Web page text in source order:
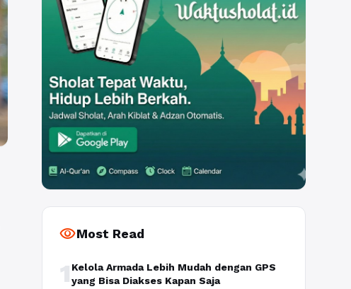
visibilityMost Read
1 Kelola Armada Lebih Mudah dengan GPS
yang Bisa Diakses Kapan Saja